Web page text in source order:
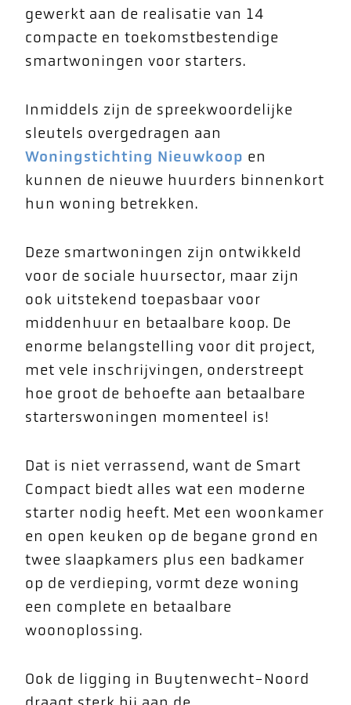
gewerkt aan de realisatie van 14
compacte en toekomstbestendige
smartwoningen voor starters.
Inmiddels zijn de spreekwoordelijke
sleutels overgedragen aan
Woningstichting Nieuwkoop en
kunnen de nieuwe huurders binnenkort
hun woning betrekken.
Deze smartwoningen zijn ontwikkeld
voor de sociale huursector, maar zijn
ook uitstekend toepasbaar voor
middenhuur en betaalbare koop. De
enorme belangstelling voor dit project,
met vele inschrijvingen, onderstreept
hoe groot de behoefte aan betaalbare
starterswoningen momenteel is!
Dat is niet verrassend, want de Smart
Compact biedt alles wat een moderne
starter nodig heeft. Met een woonkamer
en open keuken op de begane grond en
twee slaapkamers plus een badkamer
op de verdieping, vormt deze woning
een complete en betaalbare
woonoplossing.
Ook de ligging in Buytenwecht-Noord